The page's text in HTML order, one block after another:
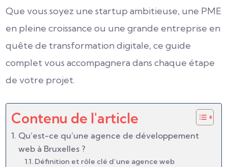
Que vous soyez une startup ambitieuse, une PME
en pleine croissance ou une grande entreprise en
quête de transformation digitale, ce guide
complet vous accompagnera dans chaque étape
de votre projet.
Contenu de l'article
Qu’est-ce qu’une agence de développement
web à Bruxelles ?
Définition et rôle clé d’une agence web